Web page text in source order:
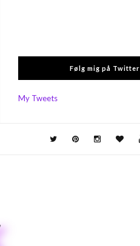
Følg mig på Twitter
My Tweets